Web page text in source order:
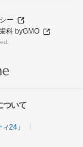
ー
科 byGMO
ついて
24」